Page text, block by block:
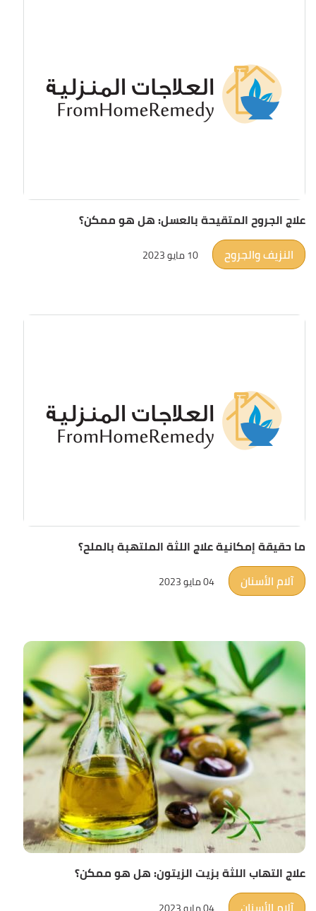
علاج الجروح المتقيحة بالعسل: هل هو ممكن؟
النزيف والجروح
10 مايو 2023
ما حقيقة إمكانية علاج اللثة الملتهبة بالملح؟
آلام الأسنان
04 مايو 2023
علاج التهاب اللثة بزيت الزيتون: هل هو ممكن؟